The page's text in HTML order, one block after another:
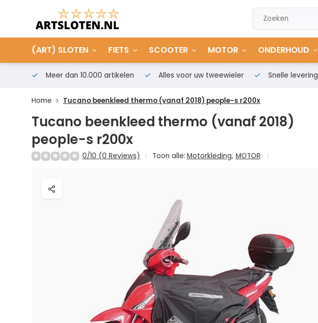
(ART) SLOTEN FIETS SCOOTER MOTOR ONDERHOUD
Meer dan 10.000 artikelen Alles voor uw tweewieler Snelle levering
Home Tucano beenkleed thermo (vanaf 2018) people-s r200x
Tucano beenkleed thermo (vanaf 2018)
people-s r200x
0/10 (0 Reviews) Toon alle: Motorkleding, MOTOR